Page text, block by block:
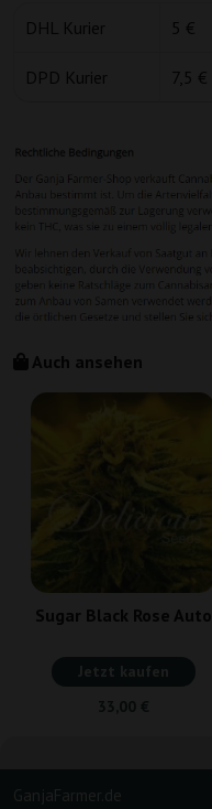
DHL Kurier 5 €
DPD Kurier 7,5 €
Auch ansehen
Sugar Black Rose Auto
Jetzt kaufen
33,00 €
GanjaFarmer.de